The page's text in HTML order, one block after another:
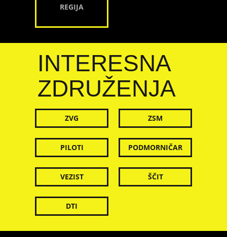
REGIJA
INTERESNA
ZDRUŽENJA
ZVG ZSM
PILOTI PODMORNIČAR
VEZIST ŠČIT
DTI